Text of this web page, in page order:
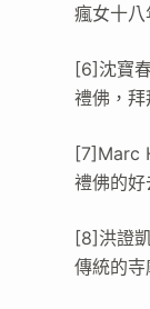
瘋女十
[6]沈寶
禮佛，拜
[7]Marc
禮佛的好
[8]洪證
傳統的